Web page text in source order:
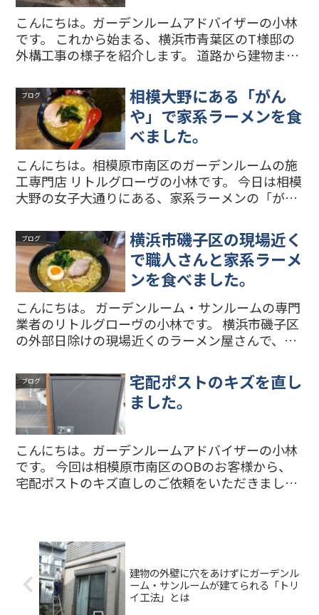
こんにちは。ガーデンルームアドバイザーの小林
です。 これから始まる、横浜市青葉区のT様邸の
外構工事の様子を紹介します。 道路から建物まで
って地面を平らにしていきます。 入口がスッキリ
しましたね。こ...
ブログ
相模大野にある「がん
や」で家系ラーメンを食
べました。
こんにちは。相模原市南区のガーデンルームの施
工専門店 リトルグローヴの小林です。 今日は相模
大野の女子大通りにある、家系ラーメンの「がん
中盛りラーメンを注文しました。スープと麺も好
みの味で、特にチ...
ブログ
横浜市磯子区の現場近く
で職人さんと家系ラーメ
ンを食べました。
こんにちは。 ガーデンルーム・サンルームの専門
業者のリトルグローヴの小林です。 横浜市磯子区
の外部日除けの現場近くのラーメン屋さんで、職
いしました。味も麺も好みでおいしかったです。
職人さんは普...
ブログ
宅配ポストのキズを直し
ました。
こんにちは。ガーデンルームアドバイザーの小林
です。 今回は相模原市南区のOBのお客様から、
宅配ポストのキズ直しのご依頼をいただきまし
建物の外壁に穴をあけずにガーデンル
ーム・サンルームが建てられる「トリ
イ工法」とは